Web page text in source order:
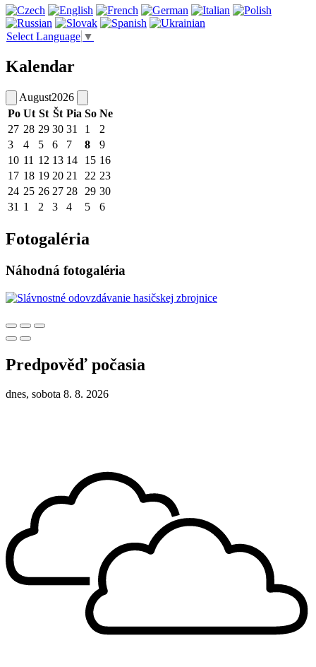
Select Language ▼
Kalendar
August2026
Po Ut St Št Pia So Ne
27 28 29 30 31 1
2
3
4 5 6 7 8
9
10 11 12 13 14 15 16
17 18 19 20 21 22 23
24 25 26 27 28 29 30
31 1 2 3 4 5 6
Fotogaléria
Náhodná fotogaléria
Predpověď počasia
dnes, sobota 8. 8. 2026